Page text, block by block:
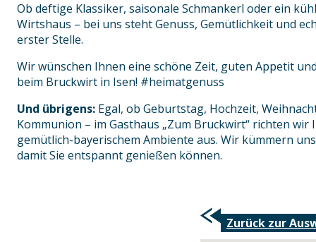
Ob deftige Klassiker, saisonale Schmankerl oder ein
Wirtshaus – bei uns steht Genuss, Gemütlichkeit und
erster Stelle.
Wir wünschen Ihnen eine schöne Zeit, guten Appetit
beim Bruckwirt in Isen! #heimatgenuss
Und übrigens: Egal, ob Geburtstag, Hochzeit,
Kommunion – im Gasthaus „Zum Bruckwirt“ richten wir
gemütlich-bayerischem Ambiente aus. Wir kümmern
damit Sie entspannt genießen können.
Zurück zur